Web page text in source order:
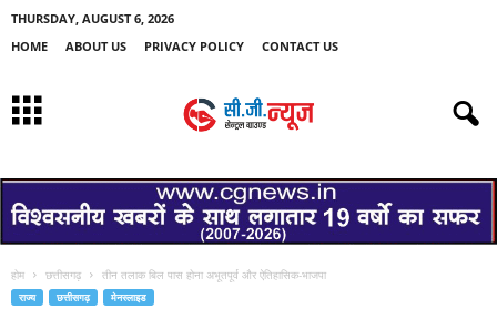
THURSDAY, AUGUST 6, 2026
HOME
ABOUT US PRIVACY POLICY CONTACT US
होम छत्तीसगढ़ तीन तलाक बिल पास होना अभूतपूर्व और ऐतिहासिक-भाजपा
राज्य छत्तीसगढ़ मेनस्लाइड